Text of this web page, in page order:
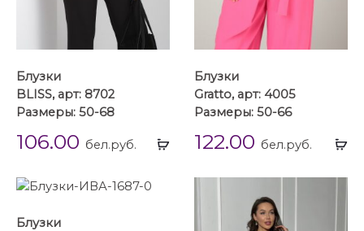
Выбрать
Блузки
BLISS, арт: 8702
Размеры: 50-68
106.00 бел.руб.
Блузки
Gratto, арт: 4005
Размеры: 50-66
122.00 бел.руб.
Блузки